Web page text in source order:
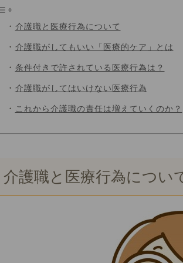
介護職と医療行為について
介護職がしてもいい「医療的ケア」とは
条件付きで許されている医療行為は？
介護職がしてはいけない医療行為
これから介護職の責任は増えていくのか？
介護職と医療行為につい